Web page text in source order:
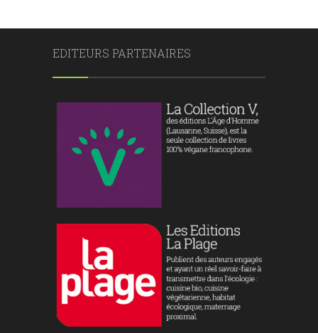
EDITEURS PARTENAIRES